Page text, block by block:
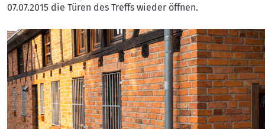
07.07.2015 die Türen des Treffs wieder öffnen.